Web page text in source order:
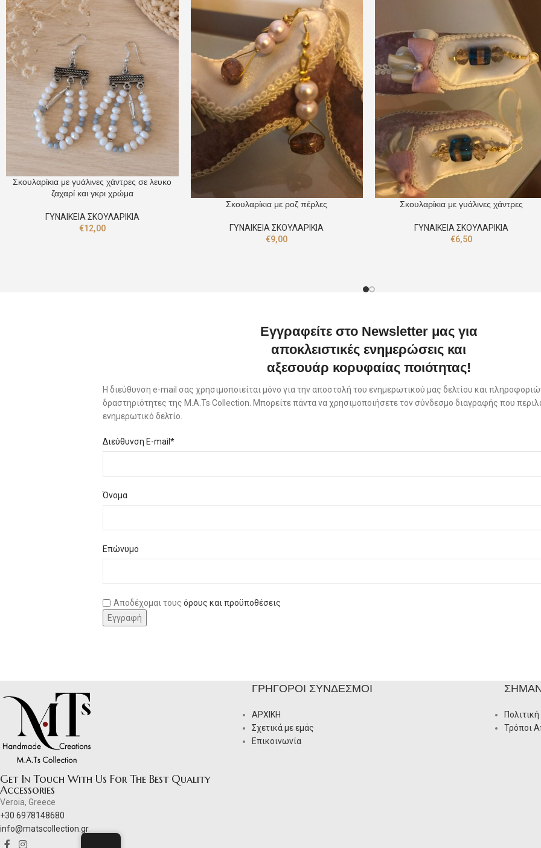
Σκουλαρίκια με γυάλινες χάντρες σε λευκο
ζαχαρί και γκρι χρώμα
ΓΥΝΑΙΚΕΙΑ ΣΚΟΥΛΑΡΙΚΙΑ
€12,00
Σκουλαρίκια με ροζ πέρλες
ΓΥΝΑΙΚΕΙΑ ΣΚΟΥΛΑΡΙΚΙΑ
€9,00
Σκουλαρίκια με γυάλινες χάντρες
ΓΥΝΑΙΚΕΙΑ ΣΚΟΥΛΑΡΙΚΙΑ
€6,50
Εγγραφείτε στο Newsletter μας για
αποκλειστικές ενημερώσεις και
αξεσουάρ κορυφαίας ποιότητας!
Η διεύθυνση e-mail σας χρησιμοποιείται μόνο για την αποστολή του ενημερωτικού μας δελτίου και
δραστηριότητες της M.A.Ts Collection. Μπορείτε πάντα να χρησιμοποιήσετε τον σύνδεσμο διαγραφής που
ενημερωτικό δελτίο.
Διεύθυνση E-mail*
Όνομα
Επώνυμο
Αποδέχομαι τους όρους και προϋποθέσεις
Get In Touch With Us For The Best Quality
Accessories
Veroia, Greece
+30 6978148680
info@matscollection.gr
ΓΡΉΓΟΡΟΙ ΣΎΝΔΕΣΜΟΙ
ΑΡΧΙΚΗ
Σχετικά με εμάς
Επικοινωνία
Τρόποι